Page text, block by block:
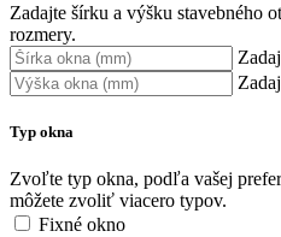
Zadajte šírku a výšku stavebného
rozmery.
Typ okna
Zvoľte typ okna, podľa vašej
môžete zvoliť viacero typov.
Fixné okno